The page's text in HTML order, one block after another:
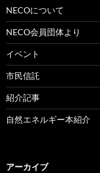
NECOについて
NECO会員団体より
イベント
市民信託
紹介記事
自然エネルギー本紹介
アーカイブ